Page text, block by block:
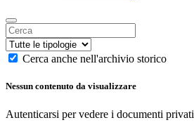
Cerca anche nell'archivio storico
Nessun contenuto da visualizzare
Autenticarsi per vedere i documenti privati